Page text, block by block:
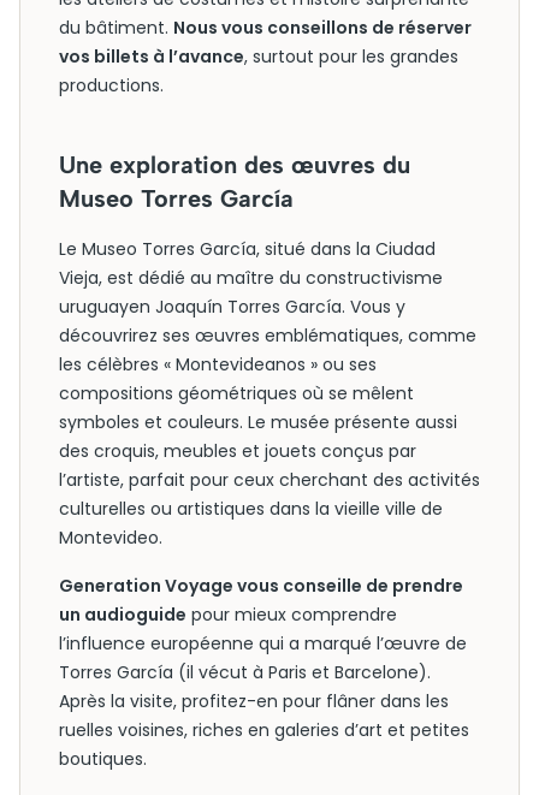
du bâtiment. Nous vous conseillons de réserver
vos billets à l’avance, surtout pour les grandes
productions.
Une exploration des œuvres du
Museo Torres García
Le Museo Torres García, situé dans la Ciudad
Vieja, est dédié au maître du constructivisme
uruguayen Joaquín Torres García. Vous y
découvrirez ses œuvres emblématiques, comme
les célèbres « Montevideanos » ou ses
compositions géométriques où se mêlent
symboles et couleurs. Le musée présente aussi
des croquis, meubles et jouets conçus par
l’artiste, parfait pour ceux cherchant des activités
culturelles ou artistiques dans la vieille ville de
Montevideo.
Generation Voyage vous conseille de prendre
un audioguide pour mieux comprendre
l’influence européenne qui a marqué l’œuvre de
Torres García (il vécut à Paris et Barcelone).
Après la visite, profitez-en pour flâner dans les
ruelles voisines, riches en galeries d’art et petites
boutiques.